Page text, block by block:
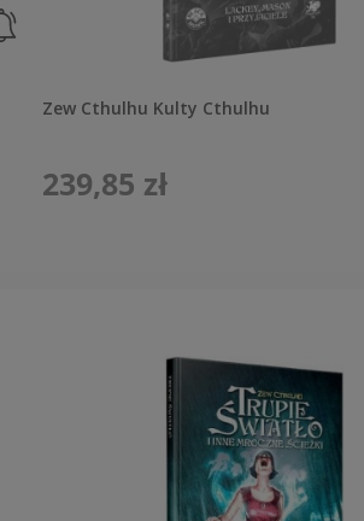
Zew Cthulhu Kulty Cthulhu
239,85 zł